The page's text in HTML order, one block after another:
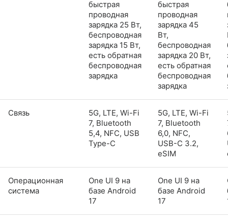
быстрая
проводная
зарядка 25 Вт,
беспроводная
зарядка 15 Вт,
есть обратная
беспроводная
зарядка
быстрая
проводная
зарядка 45
Вт,
беспроводная
зарядка 20 Вт,
есть обратная
беспроводная
зарядка
Связь
5G, LTE, Wi-Fi
7, Bluetooth
5,4, NFC, USB
Type-C
5G, LTE, Wi-Fi
7, Bluetooth
6,0, NFC,
USB-C 3.2,
eSIM
Операционная
система
One UI 9 на
базе Android
17
One UI 9 на
базе Android
17